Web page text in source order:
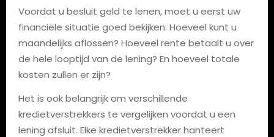
Voordat u besluit geld te lenen, moet u eerst uw
financiële situatie goed bekijken. Hoeveel kunt u
maandelijks aflossen? Hoeveel rente betaalt u over
de hele looptijd van de lening? En hoeveel totale
kosten zullen er zijn?
Het is ook belangrijk om verschillende
kredietverstrekkers te vergelijken voordat u een
lening afsluit. Elke kredietverstrekker hanteert